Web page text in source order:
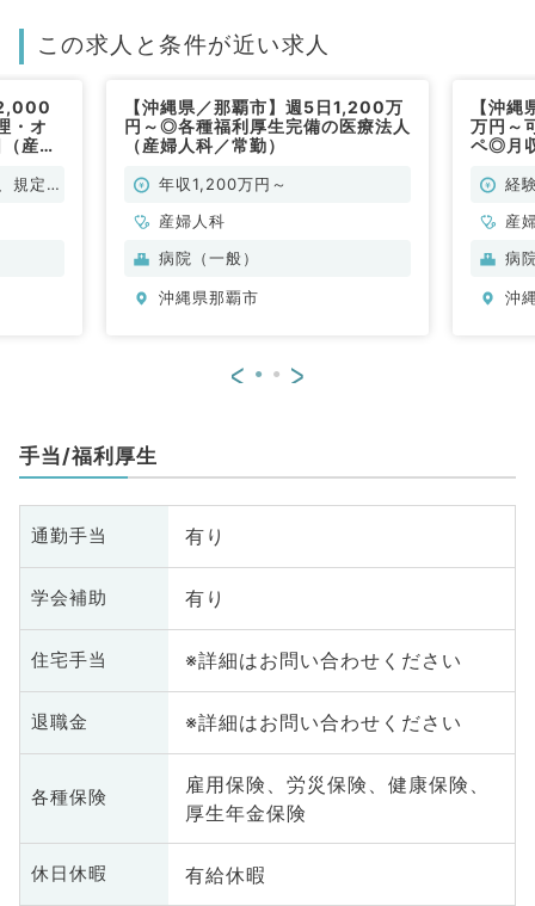
この求人と条件が近い求人
・オ
産婦
規定に
【沖縄県／那覇市】週5日1,200万
円～◎各種福利厚生完備の医療法人
（産婦人科／常勤）
年収1,200万円～
産婦人科
病院（一般）
沖縄県那覇市
【沖
万円～
ペ◎月
経
よ
産
病
沖
< >
手当/福利厚生
通勤手当 有り
学会補助 有り
住宅手当 ※詳細はお問い合わせください
退職金 ※詳細はお問い合わせください
各種保険
雇用保険、労災保険、健康保険、
厚生年金保険
休日休暇 有給休暇